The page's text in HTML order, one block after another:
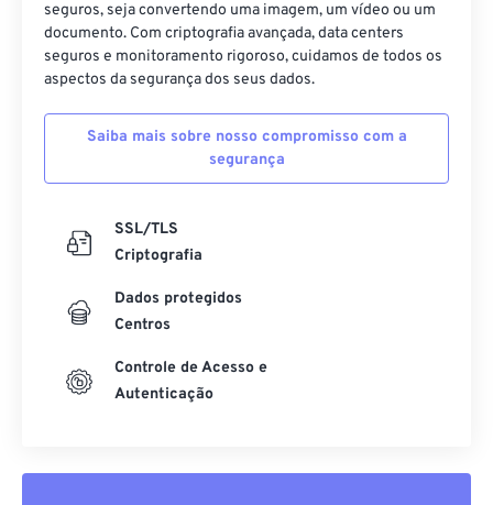
seguros, seja convertendo uma imagem, um vídeo ou um
documento. Com criptografia avançada, data centers
seguros e monitoramento rigoroso, cuidamos de todos os
aspectos da segurança dos seus dados.
Saiba mais sobre nosso compromisso com a
segurança
SSL/TLS
Criptografia
Dados protegidos
Centros
Controle de Acesso e
Autenticação